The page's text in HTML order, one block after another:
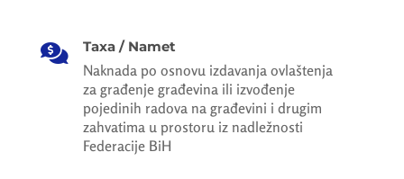
 Taxa / Namet
Naknada po osnovu izdavanja ovlaštenja
za građenje građevina ili izvođenje
pojedinih radova na građevini i drugim
zahvatima u prostoru iz nadležnosti
Federacije BiH